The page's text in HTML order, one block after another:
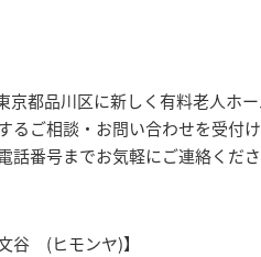
京都品川区に新しく有料老人ホ
るご相談・お問い合わせを受付け
話番号までお気軽にご連絡くださ
谷 (ヒモンヤ)】